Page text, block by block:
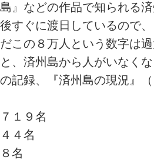
』などの作品で知られる
すぐに渡日しているので
この８万人という数字は
、済州島から人がいなく
記録、『済州島の現況』
１９名
４名
名